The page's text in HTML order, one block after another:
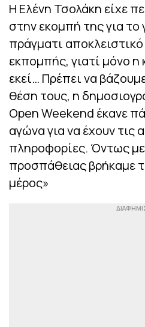
Η Ελένη Τσολάκη είχε
στην εκομπή της για το
πράγματι
εκπομπής, γιατί μόνο
εκεί… Πρέπει να
θέση τους, η
Open Weekend έκανε
αγώνα για να έχουν τις
πληροφορίες. Όντως
προσπάθειας βρήκαμε
μέρος»